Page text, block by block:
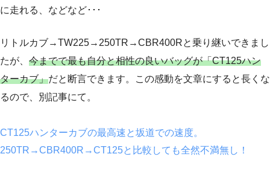
に走れる、などなど･･･
リトルカブ→TW225→250TR→CBR400Rと乗り継いできまし
たが、 今までで最も自分と相性の良いバッグが「CT125ハン
ターカブ」だと断言できます。この感動を文章にすると長くな
るので、別記事にて。
CT125ハンターカブの最高速と坂道での速度。
250TR→CBR400R→CT125と比較しても全然不満無し！